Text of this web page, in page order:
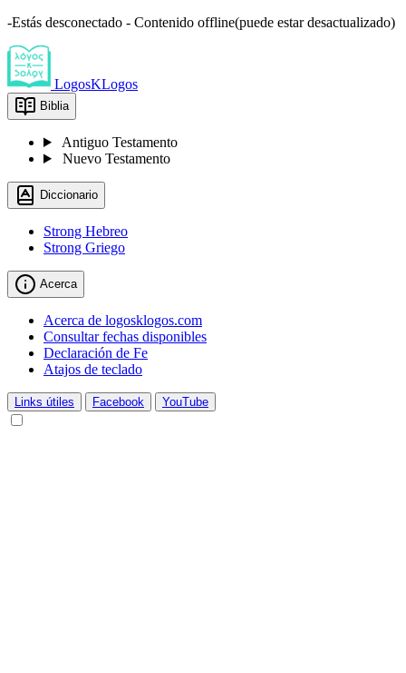
-Estás desconectado - Contenido offline(puede estar desactualizado)
LogosKLogos
Biblia
Antiguo Testamento
Nuevo Testamento
Diccionario
Strong Hebreo
Strong Griego
Acerca
Acerca de logosklogos.com
Consultar fechas disponibles
Declaración de Fe
Atajos de teclado
Links útiles Facebook YouTube